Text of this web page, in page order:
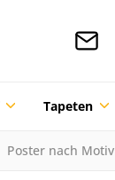
Tapeten
Poster nach Motiv